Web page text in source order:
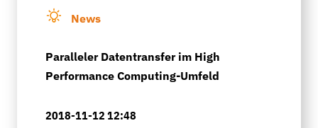
News
Paralleler Datentransfer im High
Performance Computing-Umfeld
2018-11-12 12:48